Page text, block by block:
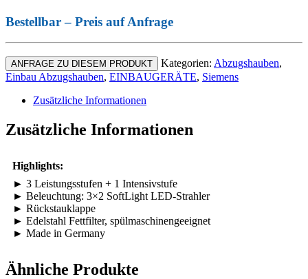
Bestellbar – Preis auf Anfrage
ANFRAGE ZU DIESEM PRODUKT Kategorien: Abzugshauben,
Einbau Abzugshauben, EINBAUGERÄTE, Siemens
Zusätzliche Informationen
Zusätzliche Informationen
Highlights:
► 3 Leistungsstufen + 1 Intensivstufe
► Beleuchtung: 3×2 SoftLight LED-Strahler
► Rückstauklappe
► Edelstahl Fettfilter, spülmaschinengeeignet
► Made in Germany
Ähnliche Produkte